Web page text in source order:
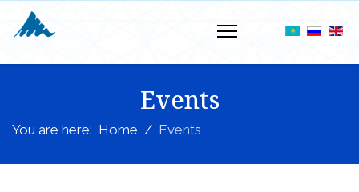
Events
You are here: Home Events